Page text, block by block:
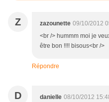
Z zazounette 09/10/2012
<br /> hummm moi je
être bon !!!! bisous<br />
Répondre
D danielle 08/10/2012